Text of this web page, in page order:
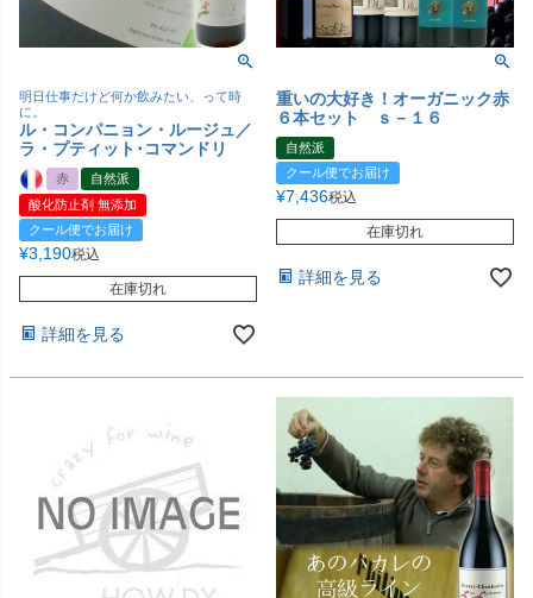
明日仕事だけど何か飲みたい、って時
に。
ル・コンパニョン・ルージュ／
ラ・プティット･コマンドリ
赤
自然派
酸化防止剤 無添加
クール便でお届け
¥3,190税込
在庫切れ
詳細を見る
重いの大好き！オーガニック赤
６本セット ｓ－１６
自然派
クール便でお届け
¥7,436税込
在庫切れ
詳細を見る